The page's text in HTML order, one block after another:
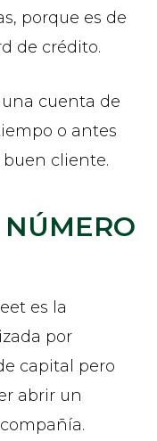
porque es de
de crédito.
cuenta de
o antes
buen cliente.
es la
por
capital pero
abrir un